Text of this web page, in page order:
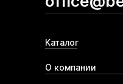
Каталог
О компании